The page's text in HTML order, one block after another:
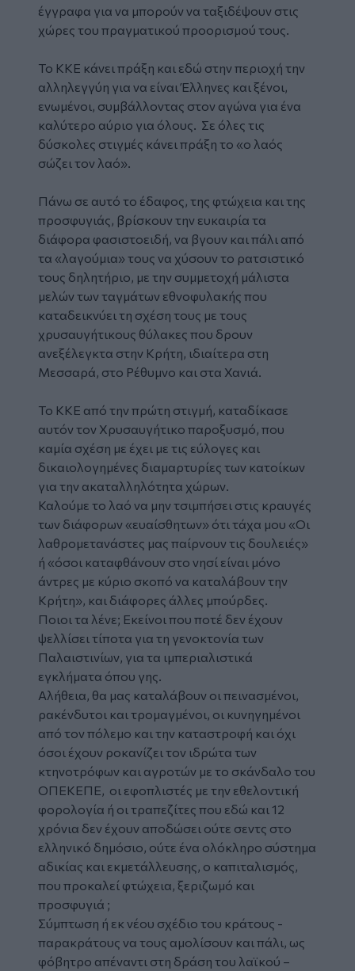
έγγραφα για να μπορούν να ταξιδέψουν στις
χώρες του πραγματικού προορισμού τους.
Το ΚΚΕ κάνει πράξη και εδώ στην περιοχή την
αλληλεγγύη για να είναι Έλληνες και ξένοι,
ενωμένοι, συμβάλλοντας στον αγώνα για ένα
καλύτερο αύριο για όλους. Σε όλες τις
δύσκολες στιγμές κάνει πράξη το «ο λαός
σώζει τον λαό».
Πάνω σε αυτό το έδαφος, της φτώχεια και της
προσφυγιάς, βρίσκουν την ευκαιρία τα
διάφορα φασιστοειδή, να βγουν και πάλι από
τα «λαγούμια» τους να χύσουν το ρατσιστικό
τους δηλητήριο, με την συμμετοχή μάλιστα
μελών των ταγμάτων εθνοφυλακής που
καταδεικνύει τη σχέση τους με τους
χρυσαυγήτικους θύλακες που δρουν
ανεξέλεγκτα στην Κρήτη, ιδιαίτερα στη
Μεσσαρά, στο Ρέθυμνο και στα Χανιά.
Το ΚΚΕ από την πρώτη στιγμή, καταδίκασε
αυτόν τον Χρυσαυγήτικο παροξυσμό, που
καμία σχέση με έχει με τις εύλογες και
δικαιολογημένες διαμαρτυρίες των κατοίκων
για την ακαταλληλότητα χώρων.
Καλούμε το λαό να μην τσιμπήσει στις κραυγές
των διάφορων «ευαίσθητων» ότι τάχα μου «Οι
λαθρομετανάστες μας παίρνουν τις δουλειές»
ή «όσοι καταφθάνουν στο νησί είναι μόνο
άντρες με κύριο σκοπό να καταλάβουν την
Κρήτη», και διάφορες άλλες μπούρδες.
Ποιοι τα λένε; Εκείνοι που ποτέ δεν έχουν
ψελλίσει τίποτα για τη γενοκτονία των
Παλαιστινίων, για τα ιμπεριαλιστικά
εγκλήματα όπου γης.
Αλήθεια, θα μας καταλάβουν οι πεινασμένοι,
ρακένδυτοι και τρομαγμένοι, οι κυνηγημένοι
από τον πόλεμο και την καταστροφή και όχι
όσοι έχουν ροκανίζει τον ιδρώτα των
κτηνοτρόφων και αγροτών με το σκάνδαλο του
ΟΠΕΚΕΠΕ, οι εφοπλιστές με την εθελοντική
φορολογία ή οι τραπεζίτες που εδώ και 12
χρόνια δεν έχουν αποδώσει ούτε σεντς στο
ελληνικό δημόσιο, ούτε ένα ολόκληρο σύστημα
αδικίας και εκμετάλλευσης, ο καπιταλισμός,
που προκαλεί φτώχεια, ξεριζωμό και
προσφυγιά ;
Σύμπτωση ή εκ νέου σχέδιο του κράτους -
παρακράτους να τους αμολίσουν και πάλι, ως
φόβητρο απέναντι στη δράση του λαϊκού –